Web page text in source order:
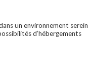
un environnement serein
d’hébergements